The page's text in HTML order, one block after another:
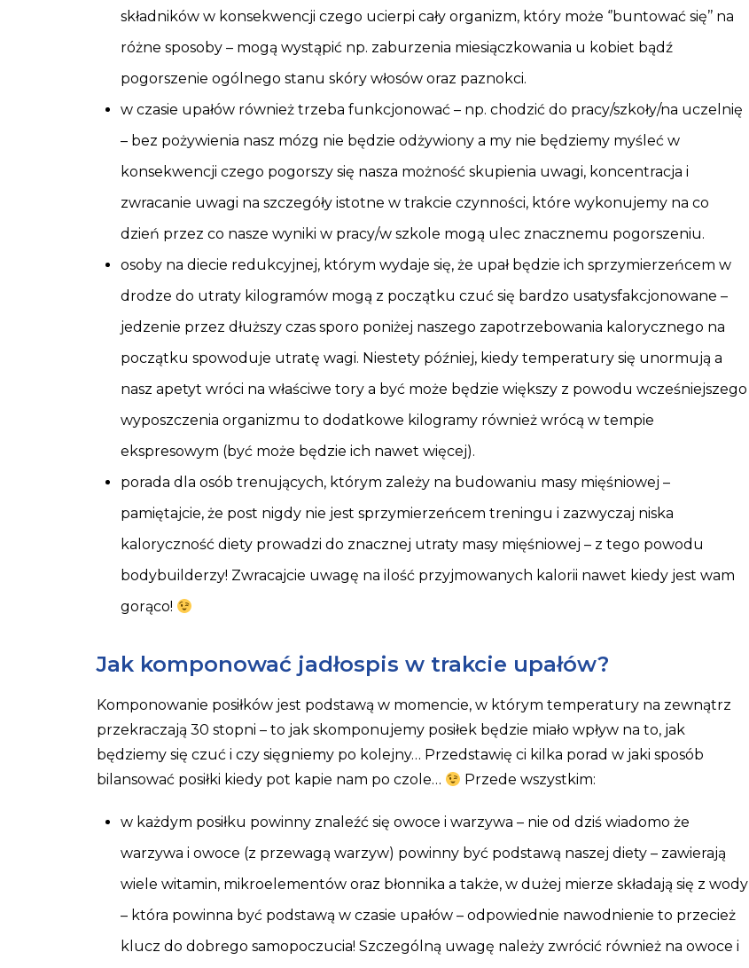
składników w konsekwencji czego ucierpi cały organizm, który może ‘’buntować się’’ na
różne sposoby – mogą wystąpić np. zaburzenia miesiączkowania u kobiet bądź
pogorszenie ogólnego stanu skóry włosów oraz paznokci.
w czasie upałów również trzeba funkcjonować – np. chodzić do pracy/szkoły/na uczelnię
– bez pożywienia nasz mózg nie będzie odżywiony a my nie będziemy myśleć w
konsekwencji czego pogorszy się nasza możność skupienia uwagi, koncentracja i
zwracanie uwagi na szczegóły istotne w trakcie czynności, które wykonujemy na co
dzień przez co nasze wyniki w pracy/w szkole mogą ulec znacznemu pogorszeniu.
osoby na diecie redukcyjnej, którym wydaje się, że upał będzie ich sprzymierzeńcem w
drodze do utraty kilogramów mogą z początku czuć się bardzo usatysfakcjonowane –
jedzenie przez dłuższy czas sporo poniżej naszego zapotrzebowania kalorycznego na
początku spowoduje utratę wagi. Niestety później, kiedy temperatury się unormują a
nasz apetyt wróci na właściwe tory a być może będzie większy z powodu wcześniejszego
wyposzczenia organizmu to dodatkowe kilogramy również wrócą w tempie
ekspresowym (być może będzie ich nawet więcej).
porada dla osób trenujących, którym zależy na budowaniu masy mięśniowej –
pamiętajcie, że post nigdy nie jest sprzymierzeńcem treningu i zazwyczaj niska
kaloryczność diety prowadzi do znacznej utraty masy mięśniowej – z tego powodu
bodybuilderzy! Zwracajcie uwagę na ilość przyjmowanych kalorii nawet kiedy jest wam
gorąco!
Jak komponować jadłospis w trakcie upałów?
Komponowanie posiłków jest podstawą w momencie, w którym temperatury na zewnątrz
przekraczają 30 stopni – to jak skomponujemy posiłek będzie miało wpływ na to, jak
będziemy się czuć i czy sięgniemy po kolejny… Przedstawię ci kilka porad w jaki sposób
bilansować posiłki kiedy pot kapie nam po czole…
Przede wszystkim:
w każdym posiłku powinny znaleźć się owoce i warzywa – nie od dziś wiadomo że
warzywa i owoce (z przewagą warzyw) powinny być podstawą naszej diety – zawierają
wiele witamin, mikroelementów oraz błonnika a także, w dużej mierze składają się z wody
– która powinna być podstawą w czasie upałów – odpowiednie nawodnienie to przecież
klucz do dobrego samopoczucia! Szczególną uwagę należy zwrócić również na owoce i